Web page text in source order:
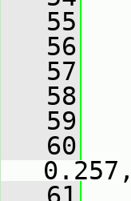
   55
   56
   57
   58
   59
   60